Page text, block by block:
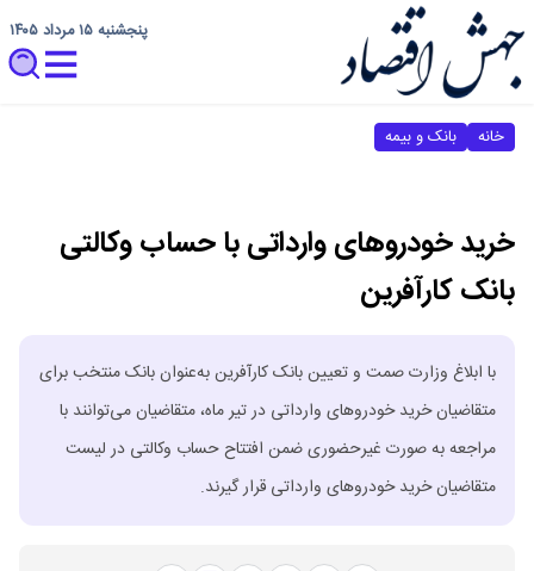
پنجشنبه ۱۵ مرداد ۱۴۰۵
خانه بانک و بیمه
خرید خودروهای وارداتی با حساب وکالتی
بانک کارآفرین
با ابلاغ وزارت صمت و تعیین بانک کارآفرین به‌عنوان بانک منتخب برای
متقاضیان خرید خودروهای وارداتی در تیر ماه، متقاضیان می‌توانند با
مراجعه به صورت غیرحضوری ضمن افتتاح حساب وکالتی در لیست
متقاضیان خرید خودروهای وارداتی قرار گیرند.